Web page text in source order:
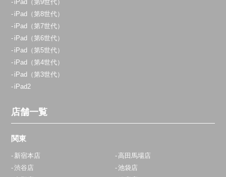
iPad（第9世代）
iPad（第8世代）
iPad（第7世代）
iPad（第6世代）
iPad（第5世代）
iPad（第4世代）
iPad（第3世代）
iPad2
店舗一覧
関東
新宿本店
高田馬場店
渋谷店
池袋店